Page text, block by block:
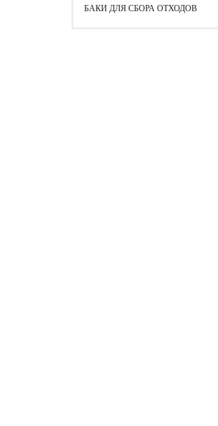
БАКИ ДЛЯ СБОРА ОТХОДОВ